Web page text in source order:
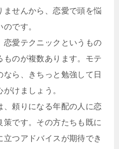
せんから、恋愛で頭を悩
です。
恋愛テクニックというもの
ものが複数あります。モテ
ら、きちっと勉強して日
けましょう。
、頼りになる年配の人に恋
です。その方たちも既に
つアドバイスが期待でき